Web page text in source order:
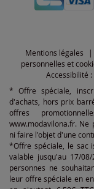
Mentions légales
personnelles et
Accessibilité
* Offre spéciale,
d'achats, hors prix
offres
www.modavilona.fr. Ne
ni faire l'objet d'une
*Offre spéciale, le sac
valable jusqu'au 17/
personnes ne
leur offre spéciale en